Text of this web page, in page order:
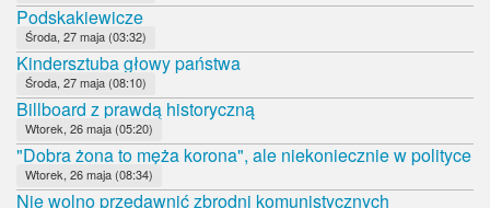
Podskakiewicze
Środa, 27 maja (03:32)
Kindersztuba głowy państwa
Środa, 27 maja (08:10)
Billboard z prawdą historyczną
Wtorek, 26 maja (05:20)
"Dobra żona to męża korona", ale niekoniecznie w polityce
Wtorek, 26 maja (08:34)
Nie wolno przedawnić zbrodni komunistycznych